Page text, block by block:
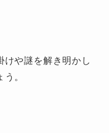
けや謎を解き明かし
。